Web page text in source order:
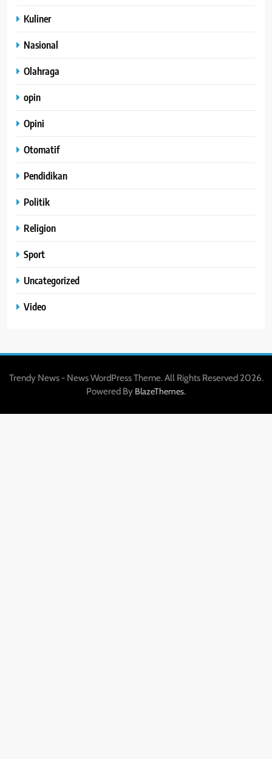
Kuliner
Nasional
Olahraga
opin
Opini
Otomatif
Pendidikan
Politik
Religion
Sport
Uncategorized
Video
Trendy News - News WordPress Theme. All Rights Reserved 2026.
Powered By BlazeThemes.